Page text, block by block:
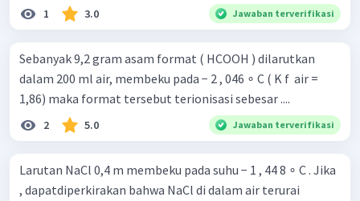
1 3.0 Jawaban terverifikasi
Sebanyak 9,2 gram asam format ( HCOOH ) dilarutkan
dalam 200 ml air, membeku pada − 2 , 046 ∘ C ( K f ​ air =
1,86) maka format tersebut terionisasi sebesar ....
2 5.0 Jawaban terverifikasi
Larutan NaCl 0,4 m membeku pada suhu − 1 , 44 8 ∘ C . Jika
, dapatdiperkirakan bahwa NaCl di dalam air terurai